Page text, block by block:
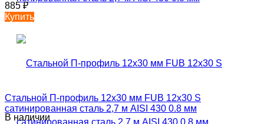
885₽
Купить
Стальной П-профиль 12х30 мм FUB 12х30 S
сатинированная сталь 2,7 м AISI 430 0.8 мм
В наличии